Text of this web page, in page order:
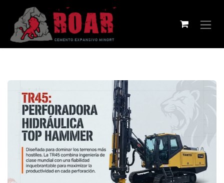
Ir al contenido